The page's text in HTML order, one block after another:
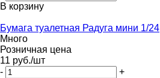
В корзину
Бумага туалетная Радуга мини 1/24
Много
Розничная цена
11 руб./шт
-
+